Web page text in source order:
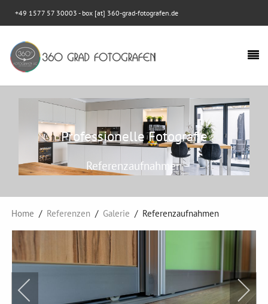
+49 1577 57 30003 - box [at] 360-grad-fotografen.de
Professionelle Fotografie
Referenzaufnahmen
Home Referenzen Galerie Referenzaufnahmen